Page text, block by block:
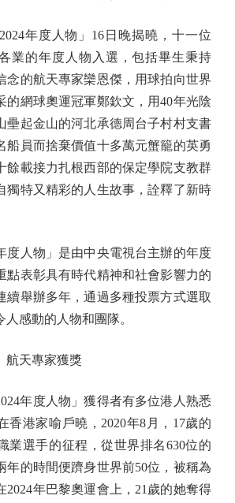
年度人物」16日晚揭曉，十一位
業的年度人物入選，包括畢生秉持
念的航天專家欒恩傑，用球拍向世界
的網球奧運冠軍鄭欽文，用40年光陰
壘起金山的河北承德周台子村村支書
船員而捨棄價值十多萬元蟹籠的英勇
餘載接力扎根西部的保定學院支教群
獨特又精彩的人生故事，詮釋了新時
人物」是由中央電視台主辦的年度
點表彰具有時代精神和社會影響力的
續舉辦多年，通過多種投票方式選取
感動的人物和團隊。
天專家獲獎
年度人物」獲得者有多位港人熟悉
香港家喻戶曉，2020年8月，17歲的
業選手的征程，從世界排名630位的
年的時間便躋身世界前50位，被稱為
2024年巴黎奧運會上，21歲的她奪得